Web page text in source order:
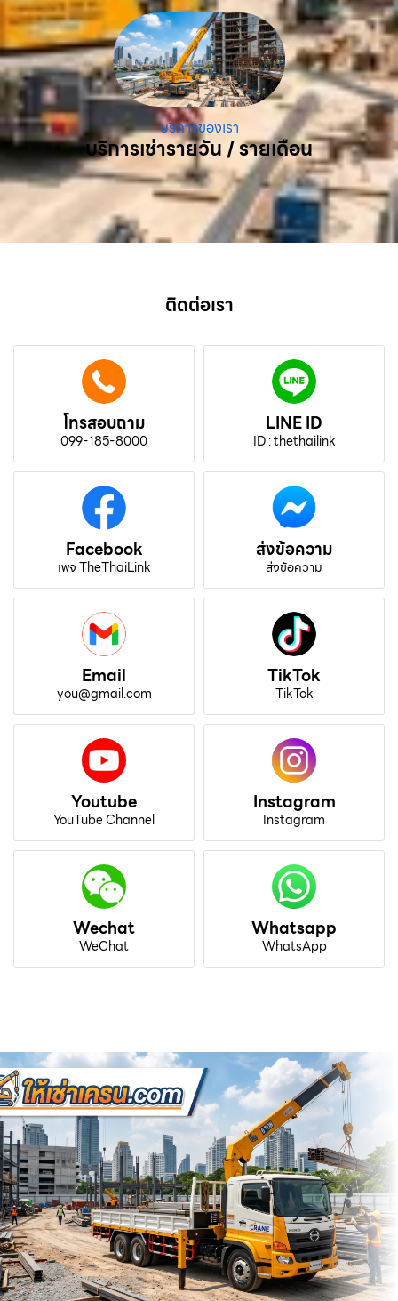
บริการของเรา
บริการเช่ารายวัน / รายเดือน
ติดต่อเรา
โทรสอบถาม
099-185-8000
LINE ID
ID : thethailink
Facebook
เพจ TheThaiLink
ส่งข้อความ
ส่งข้อความ
Email
you@gmail.com
TikTok
TikTok
Youtube
YouTube Channel
Instagram
Instagram
Wechat
WeChat
Whatsapp
WhatsApp